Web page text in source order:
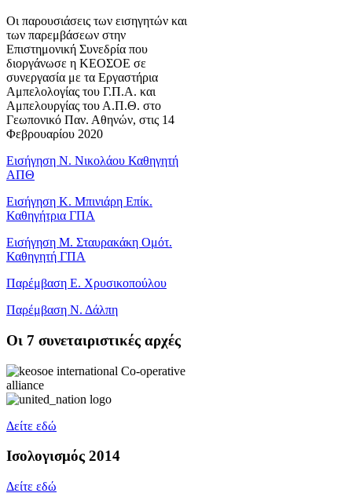
Οι παρουσιάσεις των εισηγητών και
των παρεμβάσεων στην
Επιστημονική Συνεδρία που
διοργάνωσε η ΚΕΟΣΟΕ σε
συνεργασία με τα Εργαστήρια
Αμπελολογίας του Γ.Π.Α. και
Αμπελουργίας του Α.Π.Θ. στο
Γεωπονικό Παν. Αθηνών, στις 14
Φεβρουαρίου 2020
Εισήγηση Ν. Νικολάου Καθηγητή
ΑΠΘ
Εισήγηση Κ. Μπινιάρη Επίκ.
Καθηγήτρια ΓΠΑ
Εισήγηση Μ. Σταυρακάκη Ομότ.
Καθηγητή ΓΠΑ
Παρέμβαση Ε. Χρυσικοπούλου
Παρέμβαση Ν. Δάλπη
Oι 7 συνεταιριστικές αρχές
Δείτε εδώ
Ισολογισμός 2014
Δείτε εδώ